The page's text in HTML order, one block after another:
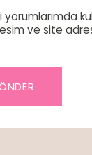
ve site